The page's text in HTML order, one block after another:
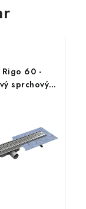
60 -
sprchový